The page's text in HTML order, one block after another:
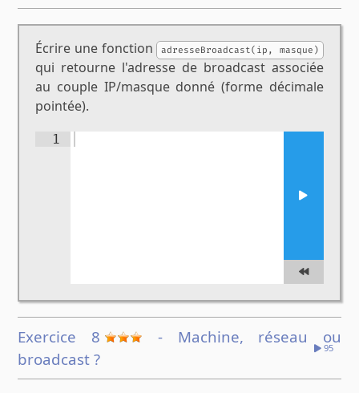
Écrire une fonction adresseBroadcast(ip, masque)
qui retourne l'adresse de broadcast associée
au couple IP/masque donné (forme décimale
pointée).
1
Exercice 8
- Machine, réseau ou
broadcast ?
95